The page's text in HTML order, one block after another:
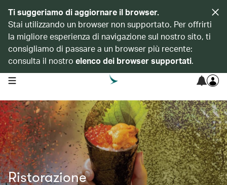
Ti suggeriamo di aggiornare il browser.
Stai utilizzando un browser non supportato. Per offrirti
la migliore esperienza di navigazione sul nostro sito, ti
consigliamo di passare a un browser più recente:
consulta il nostro elenco dei browser supportati.
open navigation menu
Ristorazione